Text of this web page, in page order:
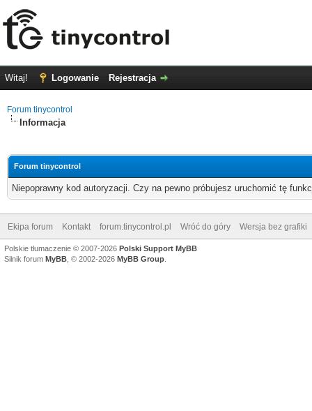
Witaj! Logowanie Rejestracja
Forum tinycontrol
Informacja
Forum tinycontrol
Niepoprawny kod autoryzacji. Czy na pewno próbujesz uruchomić tę
Ekipa forum Kontakt forum.tinycontrol.pl Wróć do góry Wersja bez grafiki
Polskie tłumaczenie © 2007-2026 Polski Support MyBB
Silnik forum MyBB , © 2002-2026 MyBB Group